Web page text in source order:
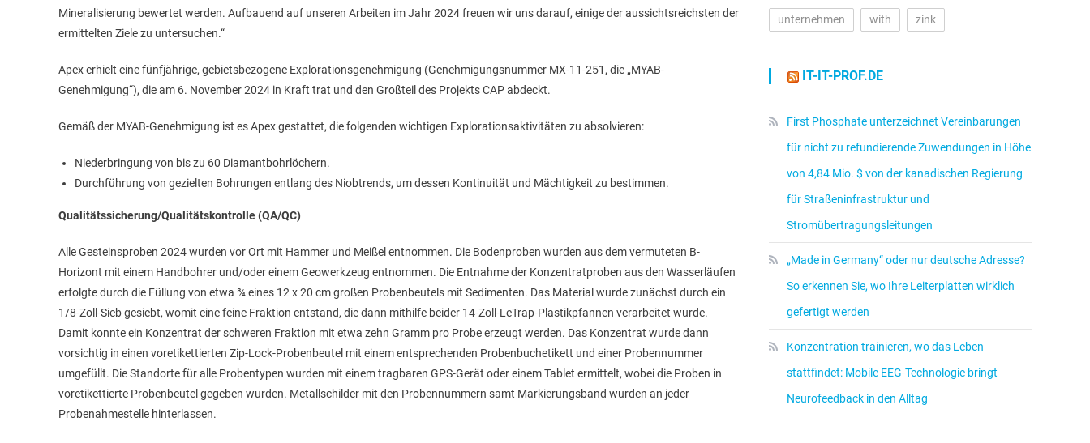
Mineralisierung bewertet werden. Aufbauend auf unseren Arbeiten im Jahr 2024 freuen wir uns darauf, einige der aussichtsreichsten der
ermittelten Ziele zu untersuchen.“
Apex erhielt eine fünfjährige, gebietsbezogene Explorationsgenehmigung (Genehmigungsnummer MX-11-251, die „MYAB-
Genehmigung“), die am 6. November 2024 in Kraft trat und den Großteil des Projekts CAP abdeckt.
Gemäß der MYAB-Genehmigung ist es Apex gestattet, die folgenden wichtigen Explorationsaktivitäten zu absolvieren:
Niederbringung von bis zu 60 Diamantbohrlöchern.
Durchführung von gezielten Bohrungen entlang des Niobtrends, um dessen Kontinuität und Mächtigkeit zu bestimmen.
Qualitätssicherung/Qualitätskontrolle (QA/QC)
Alle Gesteinsproben 2024 wurden vor Ort mit Hammer und Meißel entnommen. Die Bodenproben wurden aus dem vermuteten B-
Horizont mit einem Handbohrer und/oder einem Geowerkzeug entnommen. Die Entnahme der Konzentratproben aus den Wasserläufen
erfolgte durch die Füllung von etwa ¾ eines 12 x 20 cm großen Probenbeutels mit Sedimenten. Das Material wurde zunächst durch ein
1/8-Zoll-Sieb gesiebt, womit eine feine Fraktion entstand, die dann mithilfe beider 14-Zoll-LeTrap-Plastikpfannen verarbeitet wurde.
Damit konnte ein Konzentrat der schweren Fraktion mit etwa zehn Gramm pro Probe erzeugt werden. Das Konzentrat wurde dann
vorsichtig in einen voretikettierten Zip-Lock-Probenbeutel mit einem entsprechenden Probenbuchetikett und einer Probennummer
umgefüllt. Die Standorte für alle Probentypen wurden mit einem tragbaren GPS-Gerät oder einem Tablet ermittelt, wobei die Proben in
voretikettierte Probenbeutel gegeben wurden. Metallschilder mit den Probennummern samt Markierungsband wurden an jeder
Probenahmestelle hinterlassen.
unternehmen with zink
IT-IT-PROF.DE
First Phosphate unterzeichnet Vereinbarungen
für nicht zu refundierende Zuwendungen in Höhe
von 4,84 Mio. $ von der kanadischen Regierung
für Straßeninfrastruktur und
Stromübertragungsleitungen
„Made in Germany“ oder nur deutsche Adresse?
So erkennen Sie, wo Ihre Leiterplatten wirklich
gefertigt werden
Konzentration trainieren, wo das Leben
stattfindet: Mobile EEG-Technologie bringt
Neurofeedback in den Alltag